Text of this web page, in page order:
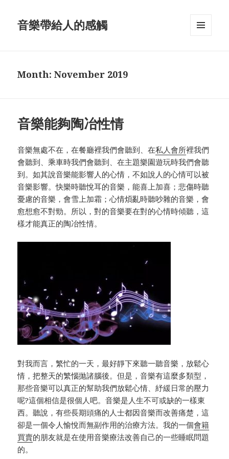
音樂帶給人的感觸
Month: November 2019
音樂能夠陶冶性情
音樂無處不在，在餐廳裡我們會聽到、在私人會所裡我們
會聽到、乘車時我們會聽到、在主題樂園遊玩時我們會聽
到。如其說音樂能影響人的心情，不如說人的心情可以被
音樂影響。快樂時聽悅耳的音樂，能喜上加喜；悲傷時聽
憂慮的音樂，會雪上加霜；心情煩亂時聽吵雜的音樂，會
愈想愈不對勁。所以，對的音樂要在對的心情時傾聽，這
樣才能真正的陶冶性情。
對我而言，繁忙的一天，最好靜下來聽一聽音樂，放鬆心
情，把整天的繁惱拋諸腦後。但是，音樂有這麼多類型，
那些音樂可以真正的幫助我們放鬆心情、紓緩日常的壓力
呢?這個相信是很個人吧。音樂是人生不可或缺的一樣東
西。聽說，有些長期頭痛的人士都因音樂而改善痛楚，這
卻是一個令人愉悅而無副作用的治療方法。我的一個會籍
買賣的朋友就是在使用音樂療法改善自己的一些睡眠問題
的。